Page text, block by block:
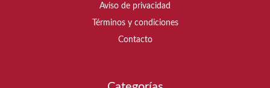
Aviso de privacidad
Términos y condiciones
Contacto